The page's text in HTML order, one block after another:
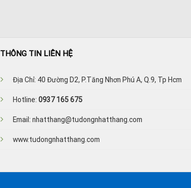
THÔNG TIN LIÊN HỆ
Địa Chỉ: 40 Đường D2, P.Tăng Nhơn Phú A, Q.9, Tp Hcm
Hotline: 0937 165 675
Email: nhatthang@tudongnhatthang.com
www.tudongnhatthang.com